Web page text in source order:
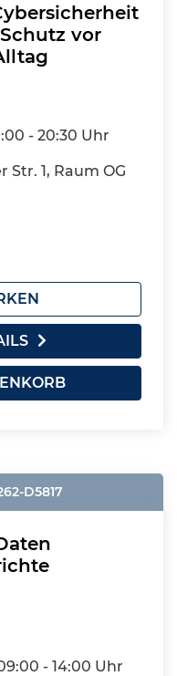
vor
- 20:30 Uhr
1, Raum OG
D5817
- 14:00 Uhr